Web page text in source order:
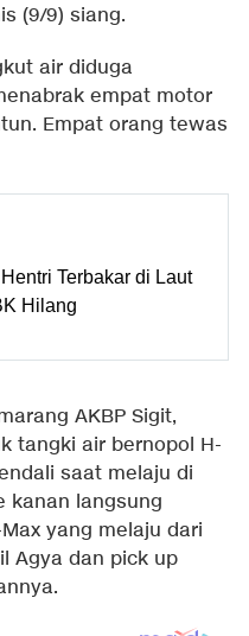
(9/9) siang.
air diduga
empat motor
Empat orang tewas
Terbakar di Laut
Hilang
AKBP Sigit,
tangki air bernopol H-
saat melaju di
kanan langsung
yang melaju dari
Agya dan pick up